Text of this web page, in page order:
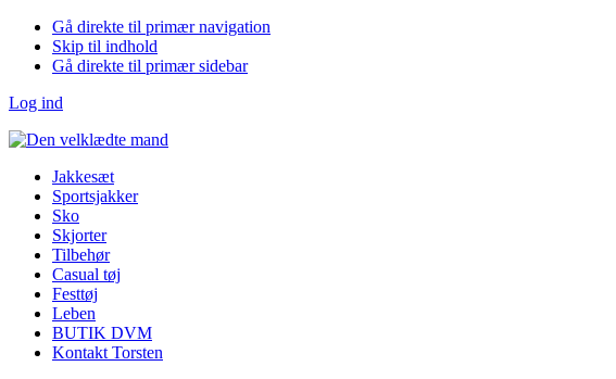
Gå direkte til primær navigation
Skip til indhold
Gå direkte til primær sidebar
Log ind
Jakkesæt
Sportsjakker
Sko
Skjorter
Tilbehør
Casual tøj
Festtøj
Leben
BUTIK DVM
Kontakt Torsten